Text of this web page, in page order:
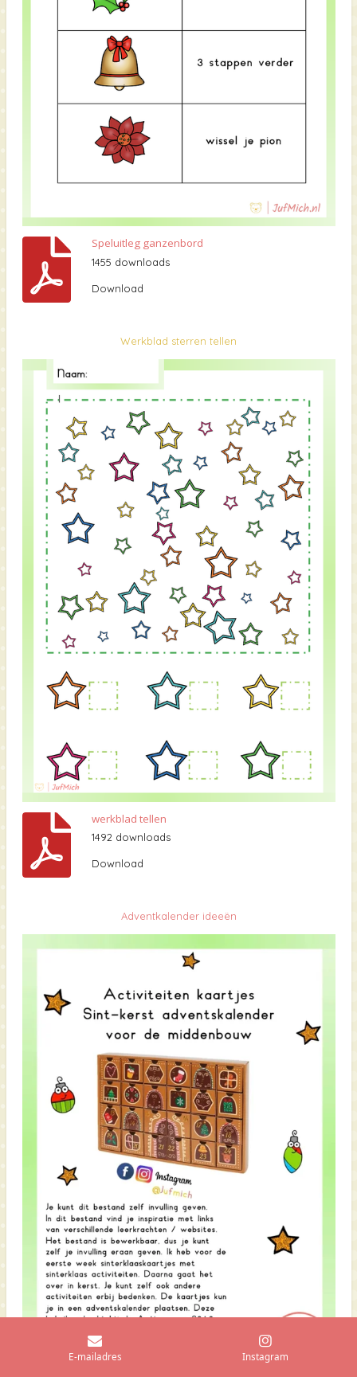
Speluitleg ganzenbord
1455 downloads
Download
Werkblad sterren tellen
werkblad tellen
1492 downloads
Download
Adventkalender ideeën
E-mailadres Instagram